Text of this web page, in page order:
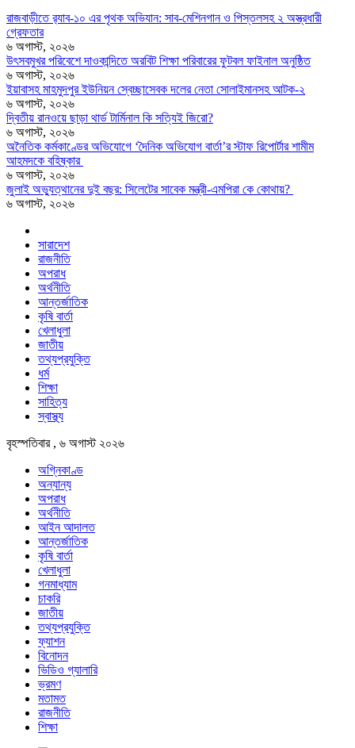
রাজবাড়ীতে র‍্যাব-১০ এর পৃথক অভিযান: সাব-মেশিনগান ও পিস্তলসহ ২ অস্ত্রধারী
গ্রেফতার
৬ অগাস্ট, ২০২৬
উৎসবমুখর পরিবেশে দাওকান্দিতে অরবিট শিক্ষা পরিবারের ফুটবল ফাইনাল অনুষ্ঠিত
৬ অগাস্ট, ২০২৬
ইয়াবাসহ মাহমুদপুর ইউনিয়ন স্বেচ্ছাসেবক দলের নেতা সোলাইমানসহ আটক-২
৬ অগাস্ট, ২০২৬
দ্বিতীয় রানওয়ে ছাড়া থার্ড টার্মিনাল কি সত্যিই জিরো?
৬ অগাস্ট, ২০২৬
অনৈতিক কর্মকাণ্ডের অভিযোগে ‘দৈনিক অভিযোগ বার্তা’র স্টাফ রিপোর্টার শামীম
আহমদকে বহিষ্কার
৬ অগাস্ট, ২০২৬
জুলাই অভ্যুত্থানের দুই বছর: সিলেটের সাবেক মন্ত্রী-এমপিরা কে কোথায়? ​
৬ অগাস্ট, ২০২৬
সারাদেশ
রাজনীতি
অপরাধ
অর্থনীতি
আন্তর্জাতিক
কৃষি বার্তা
খেলাধুলা
জাতীয়
তথ্যপ্রযুক্তি
ধর্ম
শিক্ষা
সাহিত্য
স্বাস্থ্য
বৃহস্পতিবার , ৬ অগাস্ট ২০২৬
অগ্নিকাণ্ড
অন্যান্য
অপরাধ
অর্থনীতি
আইন আদালত
আন্তর্জাতিক
কৃষি বার্তা
খেলাধুলা
গনমাধ্যাম
চাকরি
জাতীয়
তথ্যপ্রযুক্তি
ফ্যাশন
বিনোদন
ভিডিও গ্যালারি
ভ্রমণ
মতামত
রাজনীতি
শিক্ষা